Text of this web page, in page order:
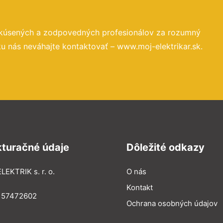
a zodpovedných profesionálov za rozumný
nás neváhajte kontaktovať – www.moj-elektrikar.sk.
údaje
s. r. o.
57472602
Dôležité odkazy
O nás
Kontakt
Ochrana osobných údajov